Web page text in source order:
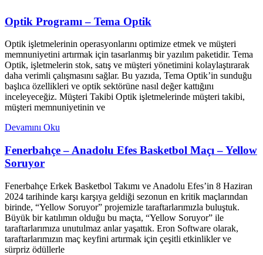
Optik Programı – Tema Optik
Optik işletmelerinin operasyonlarını optimize etmek ve müşteri
memnuniyetini artırmak için tasarlanmış bir yazılım paketidir. Tema
Optik, işletmelerin stok, satış ve müşteri yönetimini kolaylaştırarak
daha verimli çalışmasını sağlar. Bu yazıda, Tema Optik’in sunduğu
başlıca özellikleri ve optik sektörüne nasıl değer kattığını
inceleyeceğiz. Müşteri Takibi Optik işletmelerinde müşteri takibi,
müşteri memnuniyetinin ve
Devamını Oku
Fenerbahçe – Anadolu Efes Basketbol Maçı – Yellow
Soruyor
Fenerbahçe Erkek Basketbol Takımı ve Anadolu Efes’in 8 Haziran
2024 tarihinde karşı karşıya geldiği sezonun en kritik maçlarından
birinde, “Yellow Soruyor” projemizle taraftarlarımızla buluştuk.
Büyük bir katılımın olduğu bu maçta, “Yellow Soruyor” ile
taraftarlarımıza unutulmaz anlar yaşattık. Eron Software olarak,
taraftarlarımızın maç keyfini artırmak için çeşitli etkinlikler ve
sürpriz ödüllerle